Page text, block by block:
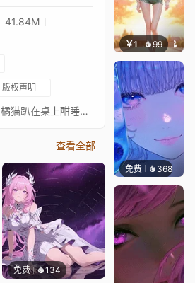
41.84M
版权声明
蜡笔小新在窗边发呆，橘猫趴在桌上酣睡，细雨轻洒，屋内暖光温馨
查看全部
免费 134
￥1 99 辰东
免费 368辰东